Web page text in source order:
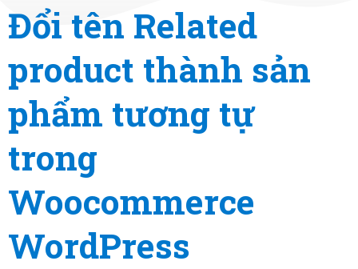
Đổi tên Related
product thành sản
phẩm tương tự
trong
Woocommerce
WordPress